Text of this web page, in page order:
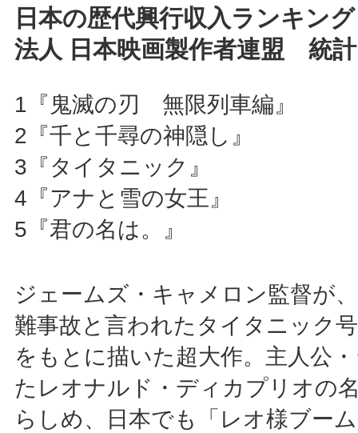
日本の歴代興行収入ランキ
法人 日本映画製作者連盟 統
1『鬼滅の刃 無限列車編』
2『千と千尋の神隠し』
3『タイタニック』
4『アナと雪の女王』
5『君の名は。』
ジェームズ・キャメロン監督が
難事故と言われたタイタニック
をもとに描いた超大作。主人公
たレオナルド・ディカプリオの
らしめ、日本でも「レオ様ブー